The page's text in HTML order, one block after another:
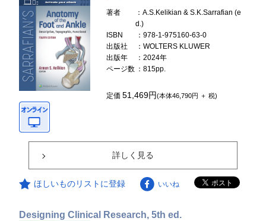
著者
：A.S.Kelikian & S.K.Sarrafian (e
d.)
ISBN
：978-1-975160-63-0
出版社
：WOLTERS KLUWER
出版年
：2024年
ページ数 ：815pp.
定価51,469円(本体46,790円 ＋ 税)
詳しく見る
ほしいものリストに登録 いいね
Designing Clinical Research, 5th ed.